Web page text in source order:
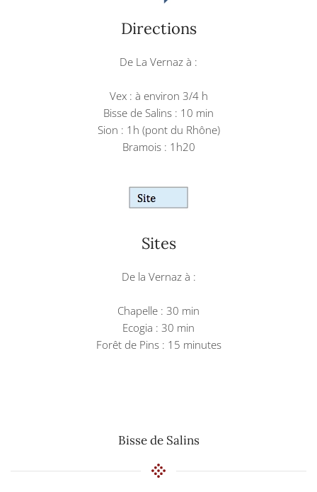
Directions
De La Vernaz à :
Vex : à environ 3/4 h
Bisse de Salins : 10 min
Sion : 1h (pont du Rhône)
Bramois : 1h20
Sites
De la Vernaz à :
Chapelle : 30 min
Ecogia : 30 min
Forêt de Pins : 15 minutes
Bisse de Salins